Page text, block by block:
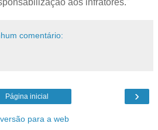
aos infratores."
comentário:
›
Página inicial
para a web